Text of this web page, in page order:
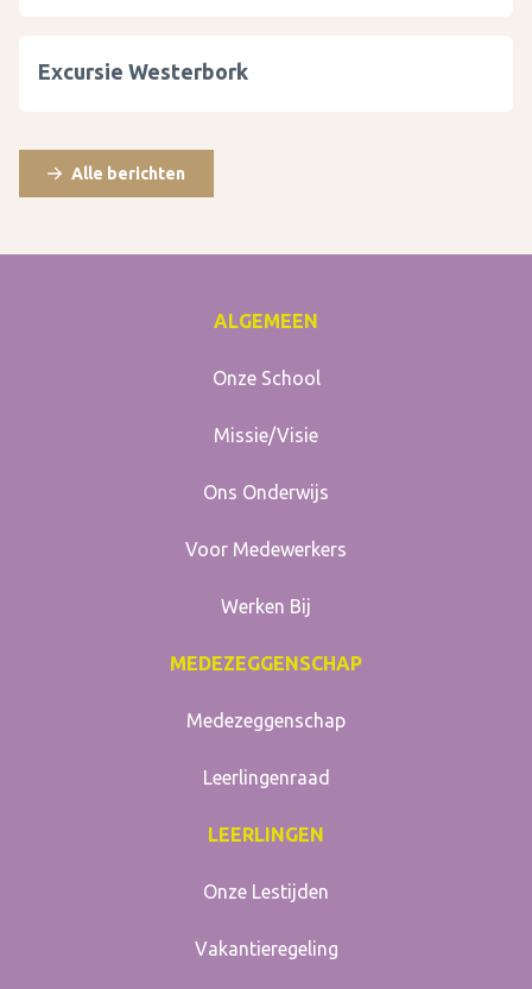
Excursie Westerbork
Alle berichten
ALGEMEEN
Onze School
Missie/Visie
Ons Onderwijs
Voor Medewerkers
Werken Bij
MEDEZEGGENSCHAP
Medezeggenschap
Leerlingenraad
LEERLINGEN
Onze Lestijden
Vakantieregeling